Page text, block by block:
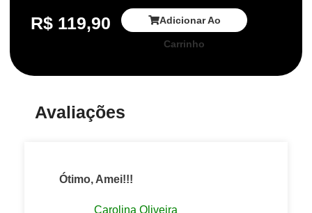
R$ 119,90 Adicionar Ao
Carrinho
Avaliações
Ótimo, Amei!!!
Carolina Oliveira